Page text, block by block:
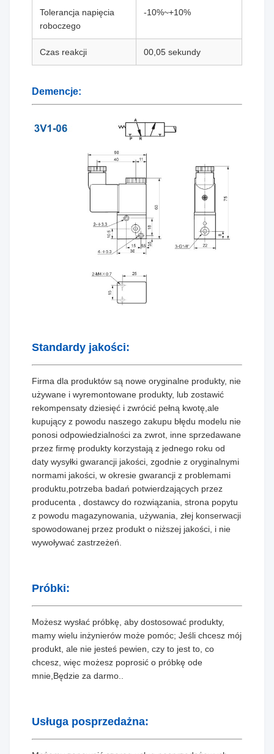
Tolerancja napięcia
roboczego
-10%~+10%
Czas reakcji 00,05 sekundy
Demencje:
Standardy jakości:
Firma dla produktów są nowe oryginalne produkty, nie
używane i wyremontowane produkty, lub zostawić
rekompensaty dziesięć i zwrócić pełną kwotę,ale
kupujący z powodu naszego zakupu błędu modelu nie
ponosi odpowiedzialności za zwrot, inne sprzedawane
przez firmę produkty korzystają z jednego roku od
daty wysyłki gwarancji jakości, zgodnie z oryginalnymi
normami jakości, w okresie gwarancji z problemami
produktu,potrzeba badań potwierdzających przez
producenta , dostawcy do rozwiązania, strona popytu
z powodu magazynowania, używania, złej konserwacji
spowodowanej przez produkt o niższej jakości, i nie
wywoływać zastrzeżeń.
Próbki:
Możesz wysłać próbkę, aby dostosować produkty,
mamy wielu inżynierów może pomóc; Jeśli chcesz mój
produkt, ale nie jesteś pewien, czy to jest to, co
chcesz, więc możesz poprosić o próbkę ode
mnie,Będzie za darmo..
Usługa posprzedażna: